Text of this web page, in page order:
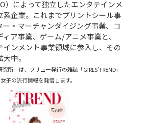
）によって独立したエンタテインメ
系企業。これまでプリントシール事
ー・マーチャンダイジング事業、コ
ア事業、ゲーム/アニメ事業と、
インメント事業領域に参入し、その
中。
究所」は、フリュー発行の雑誌「GIRLS’TREND」
子の流行情報を発信します。